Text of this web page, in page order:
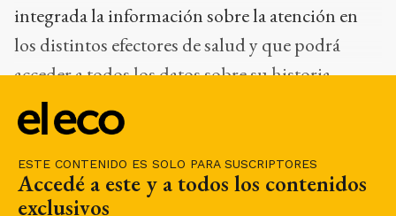
ESTE CONTENIDO ES SOLO PARA SUSCRIPTORES
Accedé a este y a todos los contenidos
exclusivos
integrada la información sobre la atención en
los distintos efectores de salud y que podrá
acceder a todos los datos sobre su historia
clínica de manera directa.